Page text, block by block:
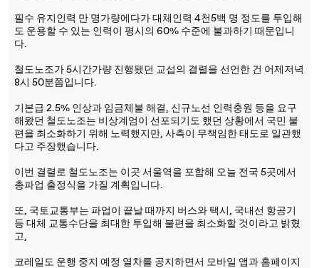
필수 유지인력 만 명가량에다가 대체인력 4천5백 명 정도를 투입해
도 운용할 수 있는 인력이 평시의 60% 수준에 불과하기 때문입니
다.
철도노조가 5시간가량 진행됐던 교섭의 결렬을 선언한 건 어제저녁
8시 50분쯤입니다.
기본급 2.5% 인상과 임금체불 해결, 신규노선 인력충원 등을 요구
해왔던 철도노조는 비상계엄이 선포되기도 했던 상황에서 국민 불
편을 최소화하기 위해 노력했지만, 사측이 무책임한 태도로 일관했
다고 주장했습니다.
이번 결렬로 철도노조는 이곳 서울역을 포함해 오늘 전국 5곳에서
총파업 출정식을 가질 계획입니다.
또, 국토교통부는 파업이 끝날 때까지 버스와 택시, 국내선 항공기
등 대체 교통수단을 최대한 투입해 불편을 최소화할 것이라고 밝혔
고,
코레일도 운행 중지 예정 열차를 공지하면서 모바일 앱과 홈페이지